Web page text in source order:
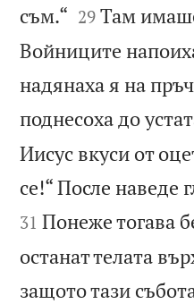
съм.“ 

29 Там
Войниците
надянаха я на
поднесоха до
Иисус вкуси от
се!“ После наведе
31 Понеже тогава
останат телата
защото тази